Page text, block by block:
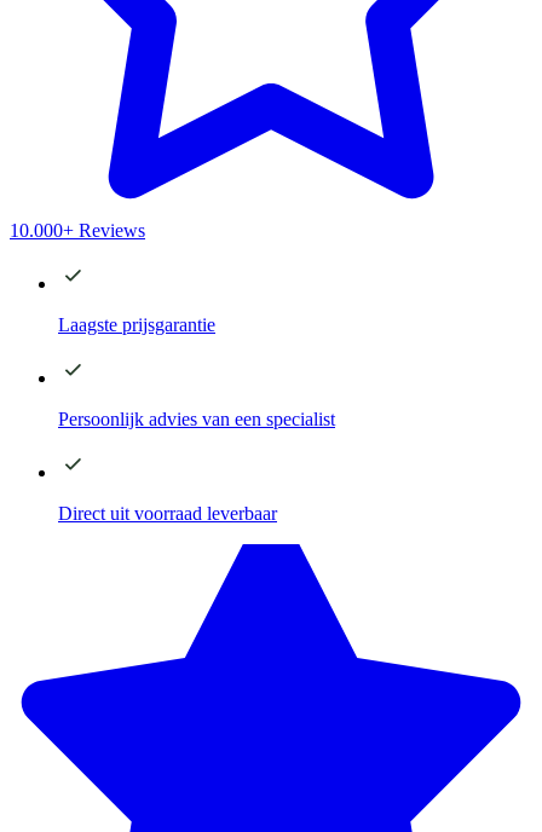
10.000+ Reviews
Laagste prijsgarantie
Persoonlijk advies van een specialist
Direct uit voorraad leverbaar